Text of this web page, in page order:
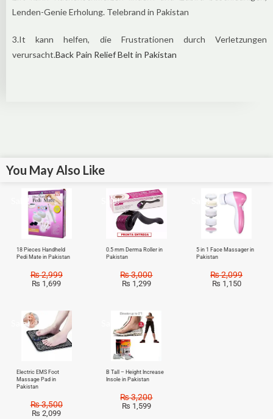
Lenden-Genie Erholung. Telebrand in Pakistan
3.It kann helfen, die Frustrationen durch Verletzungen
verursacht.Back Pain Relief Belt in Pakistan
You May Also Like
Sale!
18 Pieces Handheld
Pedi Mate in Pakistan
₨2,999
₨ 1,699
Sale!
0.5 mm Derma Roller in
Pakistan
₨3,000
₨ 1,299
Sale!
5 in 1 Face Massager in
Pakistan
₨2,099
₨ 1,150
Sale!
Electric EMS Foot
Massage Pad in
Pakistan
₨3,500
₨ 2,099
B Tall – Height Increase
Insole in Pakistan
₨3,200
₨ 1,599